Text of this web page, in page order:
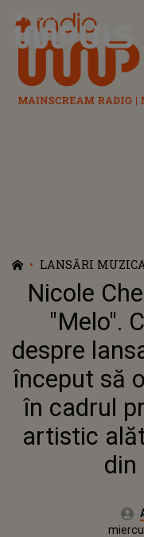
Radio Impuls
LANSĂRI
Nicole
"Melo".
despre
început să
în cadrul
artistic
din
miercuri, 3 decembrie